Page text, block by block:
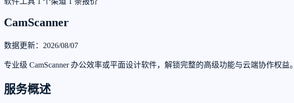
CamScanner
数据更新：2026/08/07
专业级 CamScanner 办公效率或平面设计软件，解锁完整的高级功能与云端协作权益。
服务概述